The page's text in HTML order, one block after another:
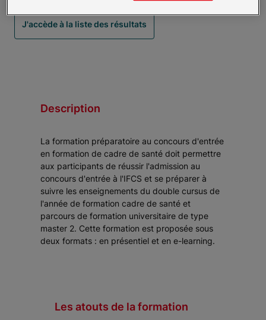
J'accède à la liste des résultats
Description
La formation préparatoire au concours d'entrée
en formation de cadre de santé doit permettre
aux participants de réussir l'admission au
concours d'entrée à l'IFCS et se préparer à
suivre les enseignements du double cursus de
l'année de formation cadre de santé et
parcours de formation universitaire de type
master 2. Cette formation est proposée sous
deux formats : en présentiel et en e-learning.
Les atouts de la formation